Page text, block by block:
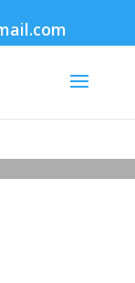
正黑體",sans-serif